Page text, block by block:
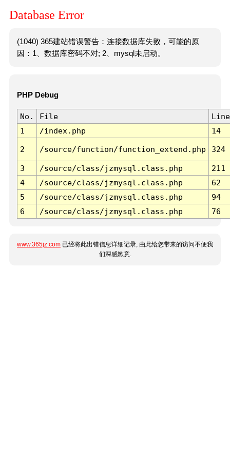
Database Error
(1040) 365建站错误警告：连接数据库失败，可能的原
因：1、数据库密码不对; 2、mysql未启动。
PHP Debug
No. File
Line
1
/index.php 14
2 /source/function/function_extend.php 324
3 /source/class/jzmysql.class.php
211
4
/source/class/jzmysql.class.php
62
5
/source/class/jzmysql.class.php
94
6
/source/class/jzmysql.class.php 76
www.365jz.com 已经将此出错信息详细记录, 由此给您带来的访问不便我
们深感歉意.